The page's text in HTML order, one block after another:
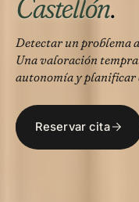
Detectar un problema
Una valoración
autonomía y planificar
Reservar cita